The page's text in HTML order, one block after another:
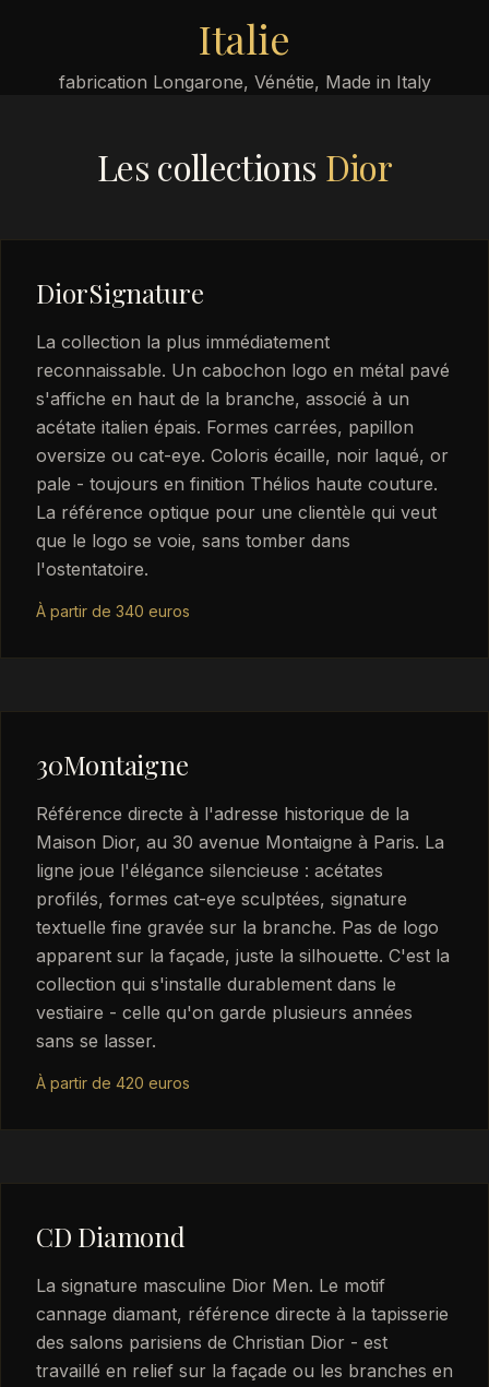
Italie
fabrication Longarone, Vénétie, Made in Italy
Les collections Dior
DiorSignature
La collection la plus immédiatement
reconnaissable. Un cabochon logo en métal pavé
s'affiche en haut de la branche, associé à un
acétate italien épais. Formes carrées, papillon
oversize ou cat-eye. Coloris écaille, noir laqué, or
pale - toujours en finition Thélios haute couture.
La référence optique pour une clientèle qui veut
que le logo se voie, sans tomber dans
l'ostentatoire.
À partir de 340 euros
30Montaigne
Référence directe à l'adresse historique de la
Maison Dior, au 30 avenue Montaigne à Paris. La
ligne joue l'élégance silencieuse : acétates
profilés, formes cat-eye sculptées, signature
textuelle fine gravée sur la branche. Pas de logo
apparent sur la façade, juste la silhouette. C'est la
collection qui s'installe durablement dans le
vestiaire - celle qu'on garde plusieurs années
sans se lasser.
À partir de 420 euros
CD Diamond
La signature masculine Dior Men. Le motif
cannage diamant, référence directe à la tapisserie
des salons parisiens de Christian Dior - est
travaillé en relief sur la façade ou les branches en